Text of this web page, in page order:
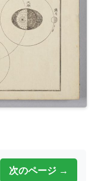
次のページ →